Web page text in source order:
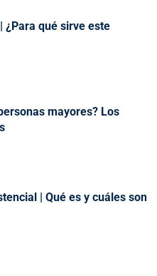
¿Para qué sirve este
mayores? Los
| Qué es y cuáles son